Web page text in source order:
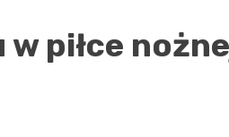
piłce